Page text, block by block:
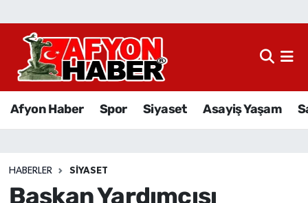
Afyon Haber Spor Siyaset Asayiş Yaşam
HABERLER SIYASET
Başkan Yardımcısı
Afyon Haber
Sağlık